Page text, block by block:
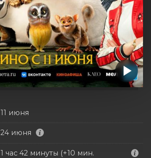
11 июня
24 июня
1 час 42 минуты (+10 мин.